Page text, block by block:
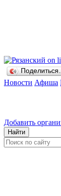
Новости Афиша
Добавить